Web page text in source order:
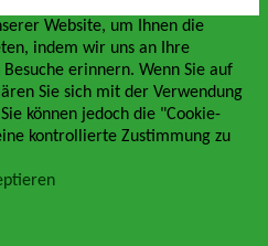
Website, um Ihnen die
indem wir uns an Ihre
erinnern. Wenn Sie auf
Sie sich mit der Verwendung
können jedoch die "Cookie-
kontrollierte Zustimmung zu